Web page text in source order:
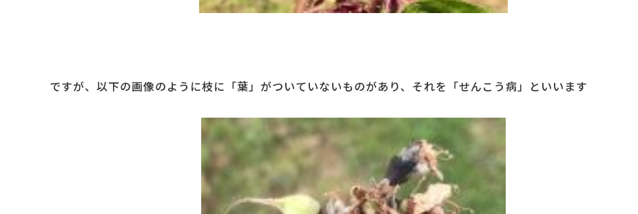
ですが、以下の画像のように枝に「葉」がついていないものがあり、それを「せんこう病」といいます